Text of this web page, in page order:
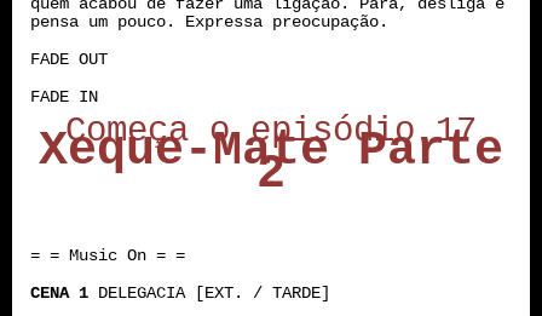
pensa um pouco. Expressa preocupação.
FADE OUT
FADE IN
Começa o episódio 17
Xeque-Mate Parte
2
= = Music On = =
CENA 1 DELEGACIA [EXT. / TARDE]